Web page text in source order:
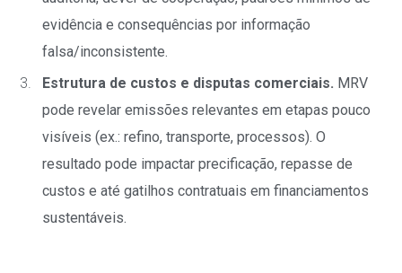
evidência e consequências por informação
falsa/inconsistente.
Estrutura de custos e disputas comerciais. MRV
pode revelar emissões relevantes em etapas pouco
visíveis (ex.: refino, transporte, processos). O
resultado pode impactar precificação, repasse de
custos e até gatilhos contratuais em financiamentos
sustentáveis.